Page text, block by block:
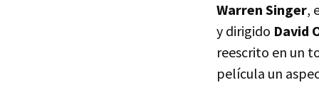
Warren Singer,
y dirigido David
reescrito en un
película un